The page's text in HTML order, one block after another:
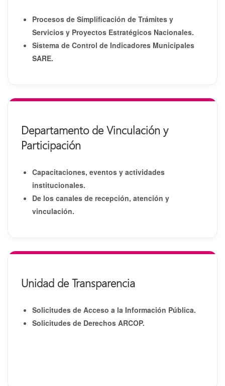
Procesos de Simplificación de Trámites y
Servicios y Proyectos Estratégicos Nacionales.
Sistema de Control de Indicadores Municipales
SARE.
Departamento de Vinculación y
Participación
Capacitaciones, eventos y actividades
institucionales.
De los canales de recepción, atención y
vinculación.
Unidad de Transparencia
Solicitudes de Acceso a la Información Pública.
Solicitudes de Derechos ARCOP.